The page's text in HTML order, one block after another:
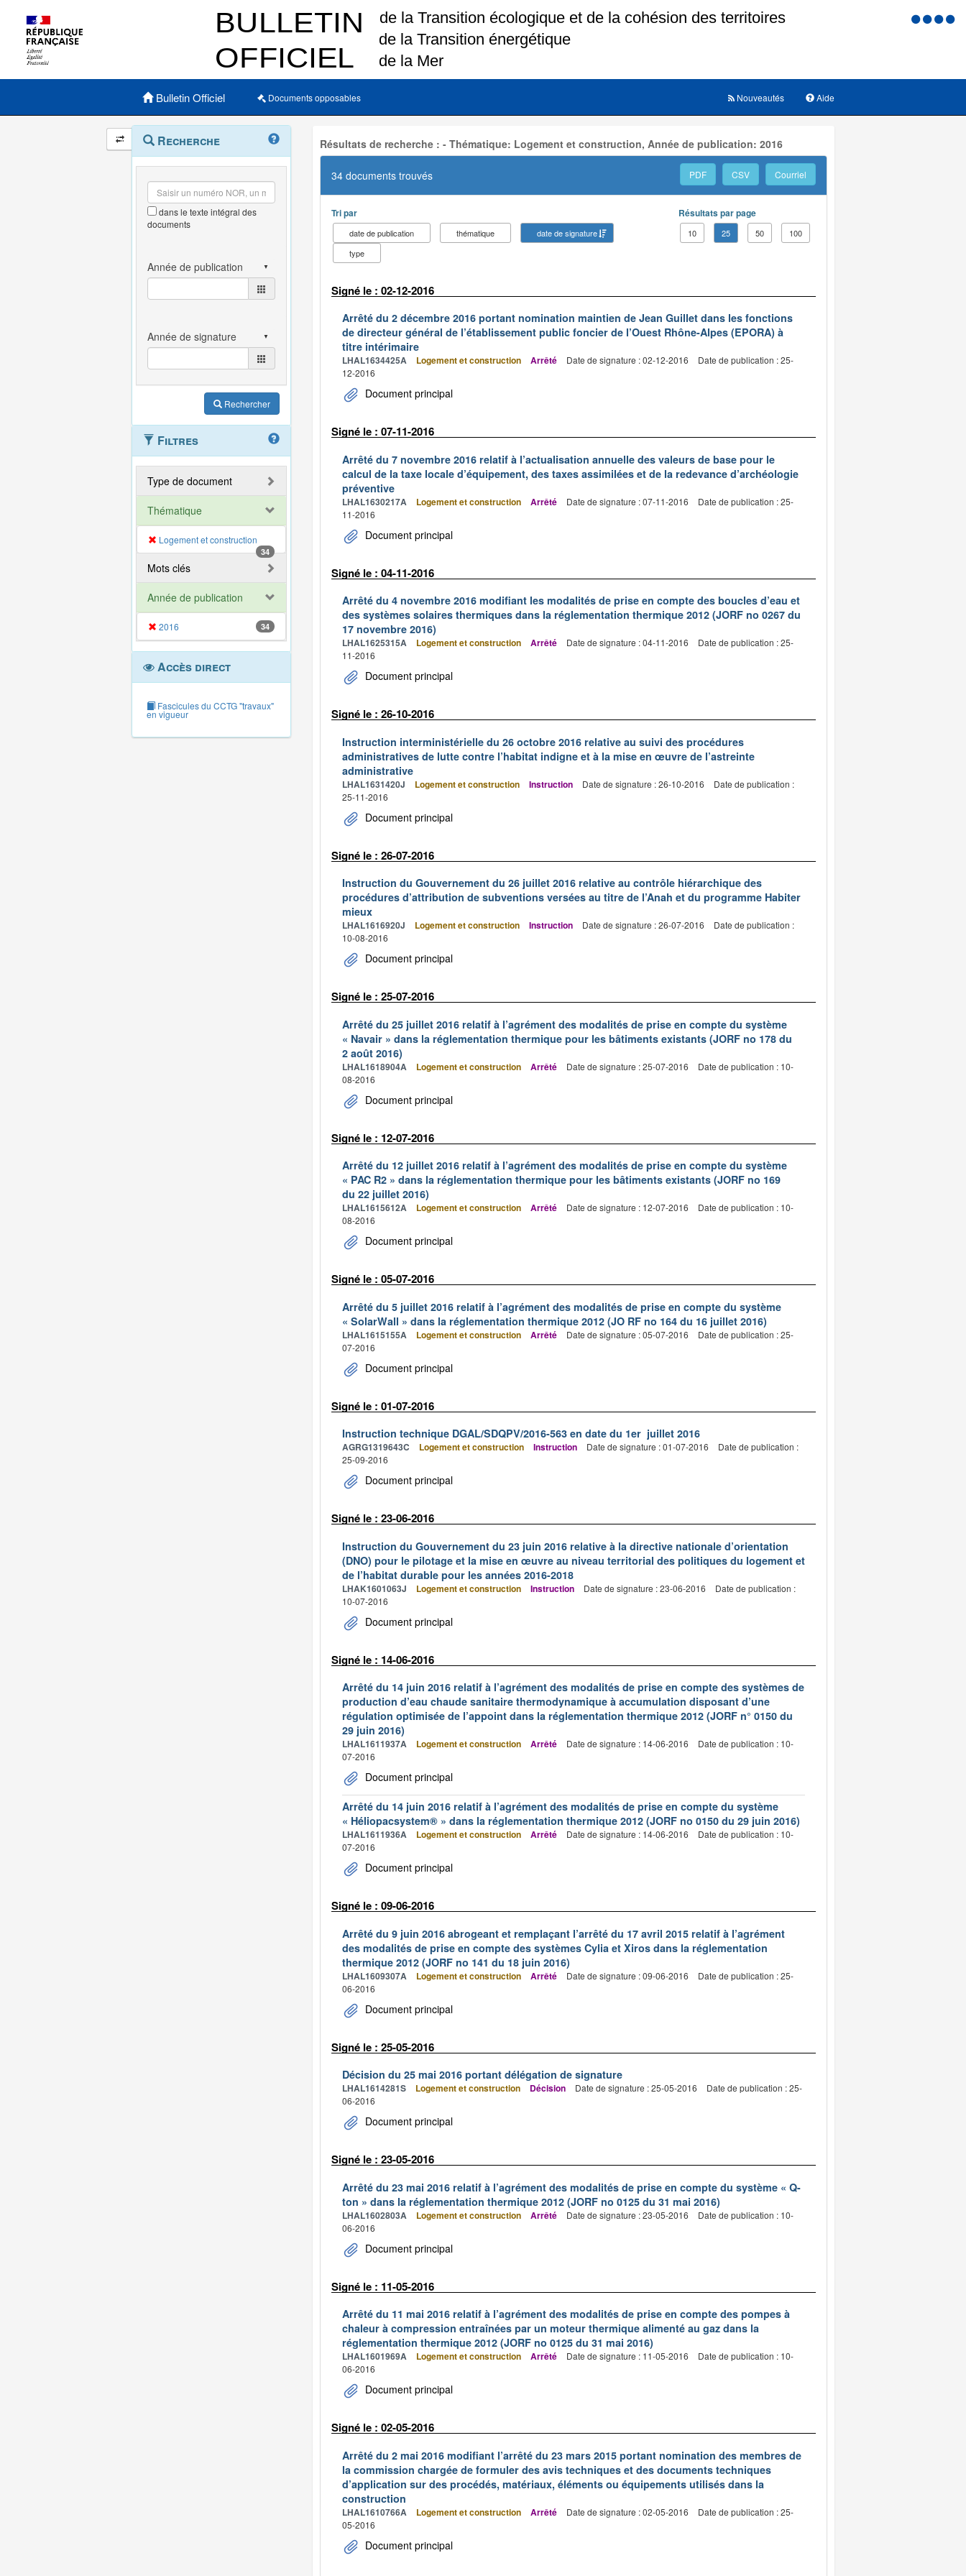
Menu
Menu principal
Bulletin Officiel Documents opposables Aide
Nouveautés
Navigation
et
outils
annexes
Menu
contextuel
Recherche
dans le texte intégral des
documents
Rechercher
Filtres
Type de document
Thématique
Logement et construction
34
Mots clés
Année de publication
2016 34
Accès direct
Fascicules du CCTG "travaux"
en vigueur
Résultats de recherche : - Thématique: Logement et construction, Année de publication: 2016
34 documents trouvés PDF CSV Courriel
Tri par
date de publication thématique
date de signature
type
Résultats par page
10 25 50 100
Signé le : 02-12-2016
Arrêté du 2 décembre 2016 portant nomination maintien de Jean Guillet dans les fonctions
de directeur général de l’établissement public foncier de l’Ouest Rhône-Alpes (EPORA) à
titre intérimaire
LHAL1634425A Logement et construction Arrêté Date de signature : 02-12-2016
Date de publication : 25-
12-2016
Document principal
Signé le : 07-11-2016
Arrêté du 7 novembre 2016 relatif à l’actualisation annuelle des valeurs de base pour le
calcul de la taxe locale d’équipement, des taxes assimilées et de la redevance d’archéologie
préventive
LHAL1630217A Logement et construction Arrêté Date de signature : 07-11-2016
Date de publication : 25-
11-2016
Document principal
Signé le : 04-11-2016
Arrêté du 4 novembre 2016 modifiant les modalités de prise en compte des boucles d’eau et
des systèmes solaires thermiques dans la réglementation thermique 2012 (JORF no 0267 du
17 novembre 2016)
LHAL1625315A Logement et construction Arrêté Date de signature : 04-11-2016
Date de publication : 25-
11-2016
Document principal
Signé le : 26-10-2016
Instruction interministérielle du 26 octobre 2016 relative au suivi des procédures
administratives de lutte contre l’habitat indigne et à la mise en œuvre de l’astreinte
administrative
LHAL1631420J Logement et construction Instruction Date de signature : 26-10-2016
Date de publication :
25-11-2016
Document principal
Signé le : 26-07-2016
Instruction du Gouvernement du 26 juillet 2016 relative au contrôle hiérarchique des
procédures d’attribution de subventions versées au titre de l’Anah et du programme Habiter
mieux
LHAL1616920J Logement et construction Instruction Date de signature : 26-07-2016
Date de publication :
10-08-2016
Document principal
Signé le : 25-07-2016
Arrêté du 25 juillet 2016 relatif à l’agrément des modalités de prise en compte du système
« Navair » dans la réglementation thermique pour les bâtiments existants (JORF no 178 du
2 août 2016)
LHAL1618904A Logement et construction Arrêté Date de signature : 25-07-2016
Date de publication : 10-
08-2016
Document principal
Signé le : 12-07-2016
Arrêté du 12 juillet 2016 relatif à l’agrément des modalités de prise en compte du système
« PAC R2 » dans la réglementation thermique pour les bâtiments existants (JORF no 169
du 22 juillet 2016)
LHAL1615612A Logement et construction Arrêté Date de signature : 12-07-2016
Date de publication : 10-
08-2016
Document principal
Signé le : 05-07-2016
Arrêté du 5 juillet 2016 relatif à l’agrément des modalités de prise en compte du système
« SolarWall » dans la réglementation thermique 2012 (JO RF no 164 du 16 juillet 2016)
LHAL1615155A Logement et construction Arrêté Date de signature : 05-07-2016
Date de publication : 25-
07-2016
Document principal
Signé le : 01-07-2016
Instruction technique DGAL/SDQPV/2016-563 en date du 1er juillet 2016
AGRG1319643C Logement et construction Instruction Date de signature : 01-07-2016
Date de publication :
25-09-2016
Document principal
Signé le : 23-06-2016
Instruction du Gouvernement du 23 juin 2016 relative à la directive nationale d’orientation
(DNO) pour le pilotage et la mise en œuvre au niveau territorial des politiques du logement et
de l’habitat durable pour les années 2016-2018
LHAK1601063J Logement et construction Instruction Date de signature : 23-06-2016
Date de publication :
10-07-2016
Document principal
Signé le : 14-06-2016
Arrêté du 14 juin 2016 relatif à l’agrément des modalités de prise en compte des systèmes de
production d’eau chaude sanitaire thermodynamique à accumulation disposant d’une
régulation optimisée de l’appoint dans la réglementation thermique 2012 (JORF n° 0150 du
29 juin 2016)
LHAL1611937A Logement et construction Arrêté Date de signature : 14-06-2016
Date de publication : 10-
07-2016
Document principal
Arrêté du 14 juin 2016 relatif à l’agrément des modalités de prise en compte du système
« Héliopacsystem® » dans la réglementation thermique 2012 (JORF no 0150 du 29 juin 2016)
LHAL1611936A Logement et construction Arrêté Date de signature : 14-06-2016
Date de publication : 10-
07-2016
Document principal
Signé le : 09-06-2016
Arrêté du 9 juin 2016 abrogeant et remplaçant l’arrêté du 17 avril 2015 relatif à l’agrément
des modalités de prise en compte des systèmes Cylia et Xiros dans la réglementation
thermique 2012 (JORF no 141 du 18 juin 2016)
LHAL1609307A Logement et construction Arrêté Date de signature : 09-06-2016
Date de publication : 25-
06-2016
Document principal
Signé le : 25-05-2016
Décision du 25 mai 2016 portant délégation de signature
LHAL1614281S Logement et construction Décision Date de signature : 25-05-2016
Date de publication : 25-
06-2016
Document principal
Signé le : 23-05-2016
Arrêté du 23 mai 2016 relatif à l’agrément des modalités de prise en compte du système « Q-
ton » dans la réglementation thermique 2012 (JORF no 0125 du 31 mai 2016)
LHAL1602803A Logement et construction Arrêté Date de signature : 23-05-2016
Date de publication : 10-
06-2016
Document principal
Signé le : 11-05-2016
Arrêté du 11 mai 2016 relatif à l’agrément des modalités de prise en compte des pompes à
chaleur à compression entraînées par un moteur thermique alimenté au gaz dans la
réglementation thermique 2012 (JORF no 0125 du 31 mai 2016)
LHAL1601969A Logement et construction Arrêté Date de signature : 11-05-2016
Date de publication : 10-
06-2016
Document principal
Signé le : 02-05-2016
Arrêté du 2 mai 2016 modifiant l’arrêté du 23 mars 2015 portant nomination des membres de
la commission chargée de formuler des avis techniques et des documents techniques
d’application sur des procédés, matériaux, éléments ou équipements utilisés dans la
construction
LHAL1610766A Logement et construction Arrêté Date de signature : 02-05-2016
Date de publication : 25-
05-2016
Document principal